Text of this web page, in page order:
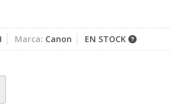
Marca: Canon EN STOCK